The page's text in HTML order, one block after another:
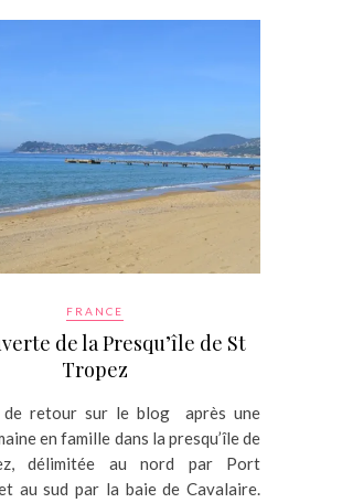
FRANCE
de la Presqu’île de St
Tropez
retour sur le blog après une
en famille dans la presqu’île de
délimitée au nord par Port
au sud par la baie de Cavalaire.